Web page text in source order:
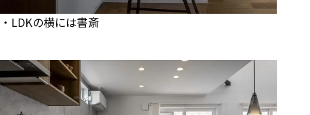
・LDKの横には書斎